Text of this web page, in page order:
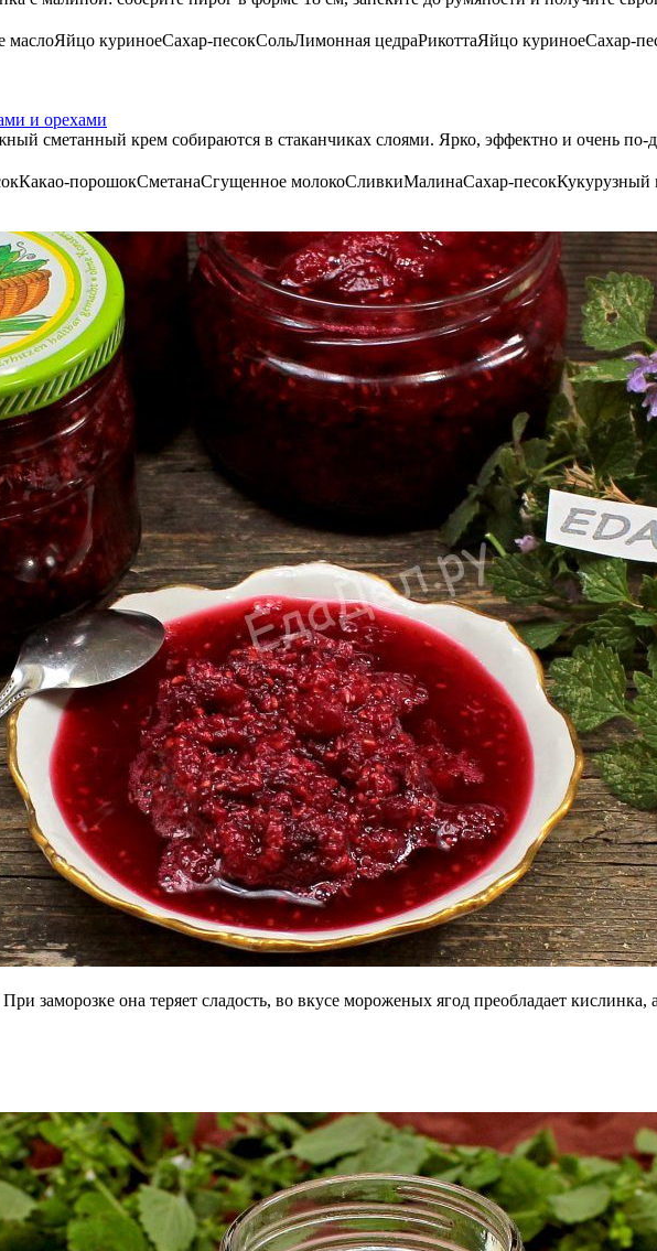
маслоЯйцо куриноеСахар-песокСольЛимонная цедраРикоттаЯйцо куриноеСахар-
и орехами
сметанный крем собираются в стаканчиках слоями. Ярко, эффектно и очень
Какао-порошокСметанаСгущенное молокоСливкиМалинаСахар-песокКукурузный
заморозке она теряет сладость, во вкусе мороженых ягод преобладает